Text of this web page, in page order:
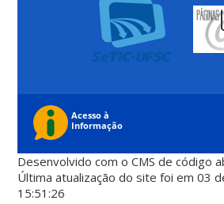
Desenvolvido com o CMS de código
Última atualização do site foi em 03
15:51:26